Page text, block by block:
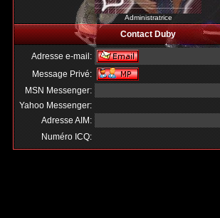
Administratrice
Contact Duby
Adresse e-mail:
Message Privé:
MSN Messenger:
Yahoo Messenger:
Adresse AIM:
Numéro ICQ: